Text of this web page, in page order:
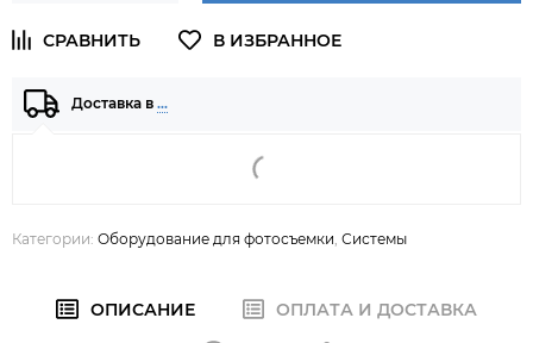
Доставка в …
Категории: Оборудование для фотосъемки Системы
ОПИСАНИЕ
ОПЛАТА И ДОСТАВКА